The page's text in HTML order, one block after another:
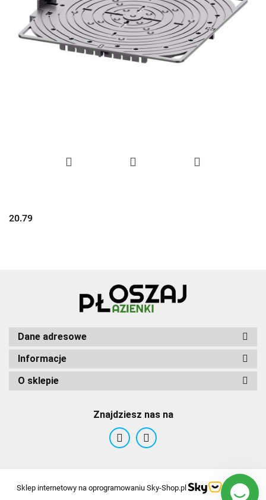
20.79
Dane adresowe
Informacje
O sklepie
Znajdziesz nas na
Sklep internetowy na oprogramowaniu Sky-Shop.pl